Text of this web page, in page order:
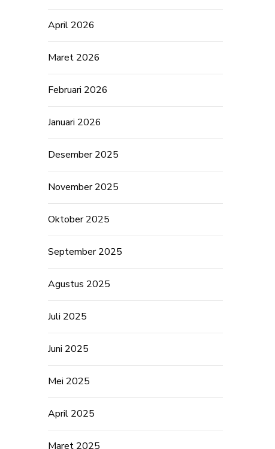
April 2026
Maret 2026
Februari 2026
Januari 2026
Desember 2025
November 2025
Oktober 2025
September 2025
Agustus 2025
Juli 2025
Juni 2025
Mei 2025
April 2025
Maret 2025